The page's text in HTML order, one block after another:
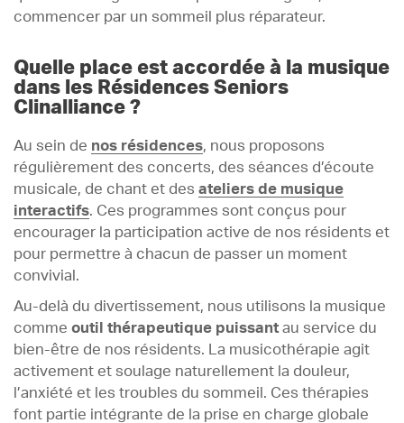
commencer par un sommeil plus réparateur.
Quelle place est accordée à la musique
dans les Résidences Seniors
Clinalliance ?
Au sein de nos résidences, nous proposons
régulièrement des concerts, des séances d’écoute
musicale, de chant et des ateliers de musique
interactifs. Ces programmes sont conçus pour
encourager la participation active de nos résidents et
pour permettre à chacun de passer un moment
convivial.
Au-delà du divertissement, nous utilisons la musique
comme outil thérapeutique puissant au service du
bien-être de nos résidents. La musicothérapie agit
activement et soulage naturellement la douleur,
l’anxiété et les troubles du sommeil. Ces thérapies
font partie intégrante de la prise en charge globale